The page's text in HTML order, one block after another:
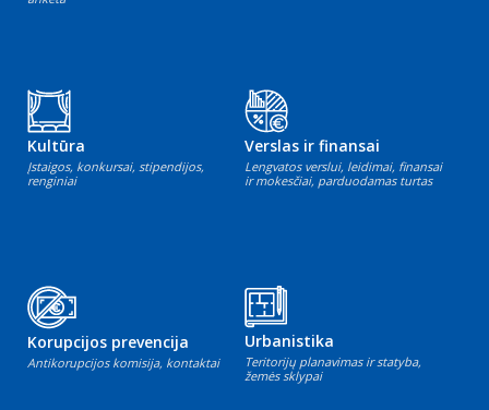
Kultūra
Įstaigos, konkursai, stipendijos,
renginiai
Verslas ir finansai
Lengvatos verslui, leidimai, finansai
ir mokesčiai, parduodamas turtas
Korupcijos prevencija
Antikorupcijos komisija, kontaktai
Urbanistika
Teritorijų planavimas ir statyba,
žemės sklypai